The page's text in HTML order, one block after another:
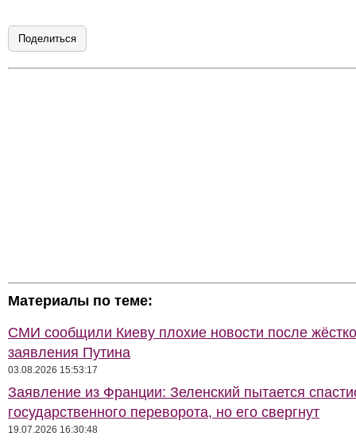
Поделиться
Материалы по теме:
СМИ сообщили Киеву плохие новости после
заявления Путина
03.08.2026 15:53:17
Заявление из Франции: Зеленский пытается
государственного переворота, но его свергнут
19.07.2026 16:30:48